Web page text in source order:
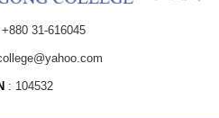
+880 31-616045
104532